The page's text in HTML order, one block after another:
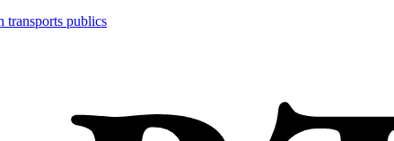
transports publics